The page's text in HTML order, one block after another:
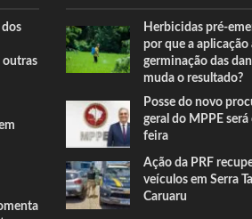
outras
Herbicidas pré-
por que a aplicação
germinação das
muda o resultado?
Posse do novo
geral do MPPE
feira
Ação da PRF
veículos em Serra
Caruaru